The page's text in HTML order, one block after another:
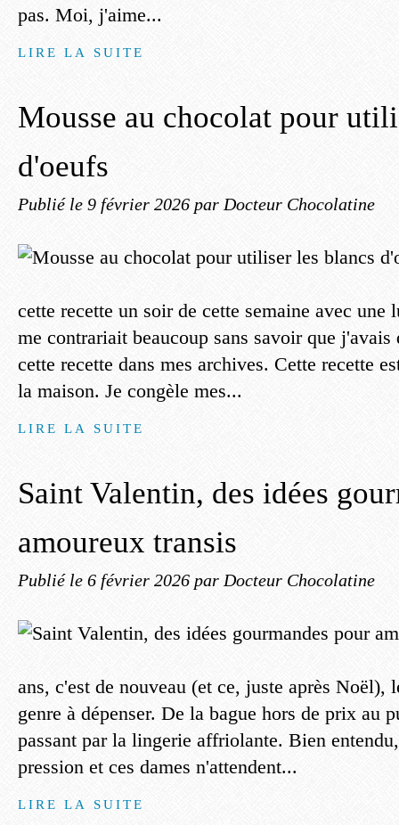
pas. Moi, j'aime...
LIRE LA SUITE
Mousse au chocolat pour
d'oeufs
Publié le 9 février 2026 par Docteur Chocolatine
cette recette un soir de cette semaine avec
me contrariait beaucoup sans savoir que j'avais
cette recette dans mes archives. Cette recette
la maison. Je congèle mes...
LIRE LA SUITE
Saint Valentin, des idées
amoureux transis
Publié le 6 février 2026 par Docteur Chocolatine
ans, c'est de nouveau (et ce, juste après Noël),
genre à dépenser. De la bague hors de prix au
passant par la lingerie affriolante. Bien
pression et ces dames n'attendent...
LIRE LA SUITE